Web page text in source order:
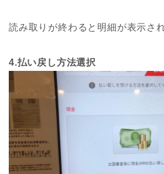
読み取りが終わると明細が表示さ
4.払い戻し方法選択